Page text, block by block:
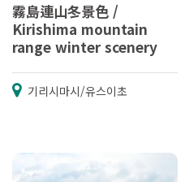
霧島連山冬景色 /
Kirishima mountain
range winter scenery
기리시마시/유스이초